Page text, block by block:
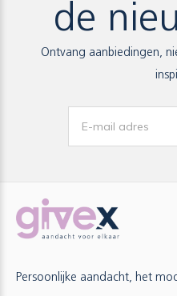
de
Ontvang aanbiedingen,
Persoonlijke aandacht, het